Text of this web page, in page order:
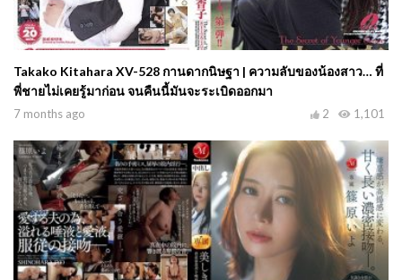
Takako Kitahara XV-528 กานดากนิษฐา | ความลับของน้องสาว… ที่
พี่ชายไม่เคยรู้มาก่อน จนคืนนี้มันจะระเบิดออกมา
7 months ago 1,101
2